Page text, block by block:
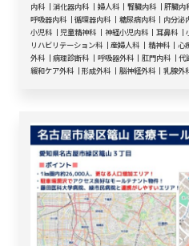
内科 消化器内科 婦人科 腎臓内科 肝臓内
呼吸器内科
循環器内科 糖尿病内科 内分泌
小児科
児童精神科 神経小児内科 耳鼻科
リハビリテーション科
産婦人科 精神科 心
外科
病理診断科 呼吸器外科 肛門内科 代
緩和ケア外科
形成外科 脳神経外科 乳腺外